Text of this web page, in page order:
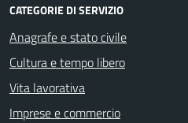
CATEGORIE DI SERVIZIO
Anagrafe e stato civile
Cultura e tempo libero
Vita lavorativa
Imprese e commercio